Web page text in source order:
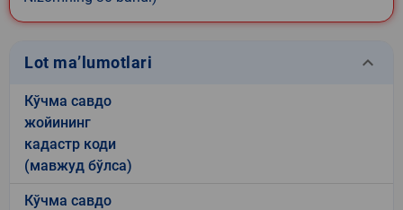
Lot ma’lumotlari keyboard_arrow_down
Кўчма савдо
жойининг
кадастр коди
(мавжуд бўлса)
Кўчма савдо